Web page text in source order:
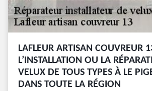
LAFLEUR ARTISAN COUVREUR
L’INSTALLATION OU LA
VELUX DE TOUS TYPES À LE
DANS TOUTE LA RÉGION